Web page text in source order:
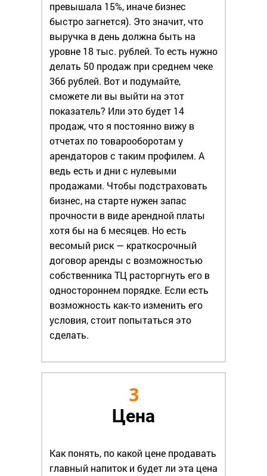
превышала 15%, иначе бизнес
быстро загнется). Это значит, что
выручка в день должна быть на
уровне 18 тыс. рублей. То есть нужно
делать 50 продаж при среднем чеке
366 рублей. Вот и подумайте,
сможете ли вы выйти на этот
показатель? Или это будет 14
продаж, что я постоянно вижу в
отчетах по товарооборотам у
арендаторов с таким профилем. А
ведь есть и дни с нулевыми
продажами. Чтобы подстраховать
бизнес, на старте нужен запас
прочности в виде арендной платы
хотя бы на 6 месяцев. Но есть
весомый риск — краткосрочный
договор аренды с возможностью
собственника ТЦ расторгнуть его в
одностороннем порядке. Если есть
возможность как-то изменить его
условия, стоит попытаться это
сделать.
3
Цена
Как понять, по какой цене продавать
главный напиток и будет ли эта цена